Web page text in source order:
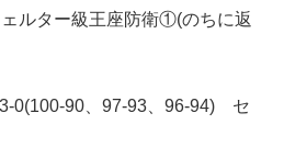
ルター級王座防衛①(のちに返
0(100-90、97-93、96-94) セ